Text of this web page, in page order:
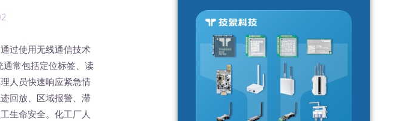
过使用无线通信技术
通常包括定位标签、读
人员快速响应紧急情
回放、区域报警、滞
生命安全。化工厂人